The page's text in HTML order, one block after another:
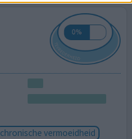
chronische vermoeidheid